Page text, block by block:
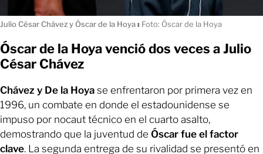
Julio César Chávez y Óscar de la Hoyaı Foto: Óscar de la Hoya
Óscar de la Hoya venció dos veces a Julio
César Chávez
Chávez y De la Hoya se enfrentaron por primera vez en
1996, un combate en donde el estadounidense se
impuso por nocaut técnico en el cuarto asalto,
demostrando que la juventud de Óscar fue el factor
clave. La segunda entrega de su rivalidad se presentó en